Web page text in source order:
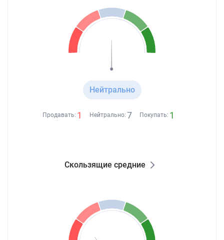
Нейтрально
Продавать: 1 Нейтрально: 7 Покупать: 1
Скользящие средние